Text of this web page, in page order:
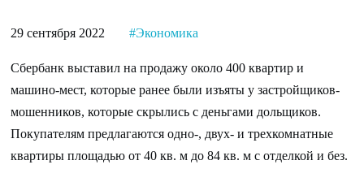
29 сентября 2022 #Экономика
Сбербанк выставил на продажу около 400 квартир и
машино-мест, которые ранее были изъяты у застройщиков-
мошенников, которые скрылись с деньгами дольщиков.
Покупателям предлагаются одно-, двух- и трехкомнатные
квартиры площадью от 40 кв. м до 84 кв. м с отделкой и без.